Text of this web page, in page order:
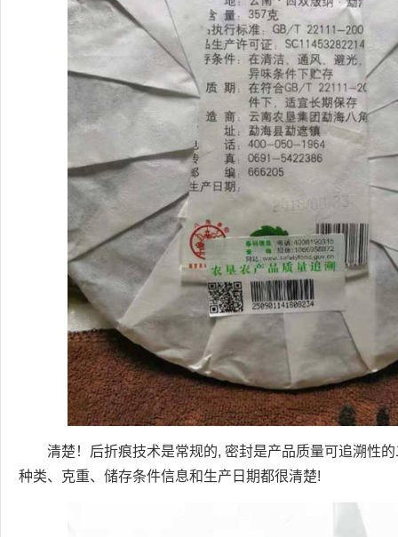
清楚！后折痕技术是常规的, 密封是产品质量可追溯性
种类、克重、储存条件信息和生产日期都很清楚!